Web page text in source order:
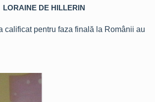
LORAINE DE HILLERIN
calificat pentru faza finală la Românii au